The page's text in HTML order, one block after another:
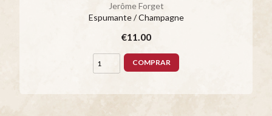
Jerôme Forget
Espumante / Champagne
€11.00
COMPRAR